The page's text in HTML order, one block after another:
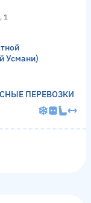
1
Усмани)
ПЕРЕВОЗКИ